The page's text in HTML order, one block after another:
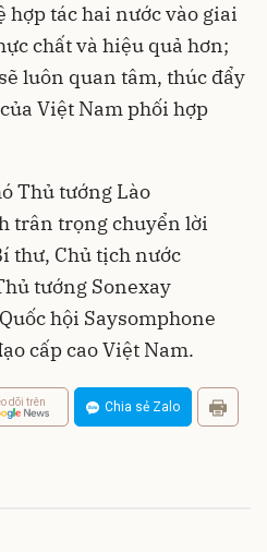
hợp tác hai nước vào giai
chất và hiệu quả hơn;
luôn quan tâm, thúc đẩy
Việt Nam phối hợp
Thủ tướng Lào
trân trọng chuyển lời
thư, Chủ tịch nước
tướng Sonexay
hội Saysomphone
cấp cao Việt Nam.
dõi trên Chia sẻ Zalo